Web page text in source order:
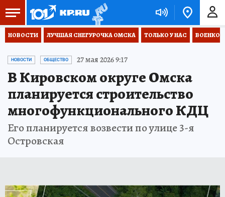
НОВОСТИ ЛУЧШАЯ СНЕГУРОЧКА ОМСКА ТОЛЬКО У НАС
НОВОСТИ ОБЩЕСТВО 27 мая 2026 9:17
В Кировском округе Омска
планируется строительство
многофункционального КДЦ
Его планируется возвести по улице 3-я
Островская